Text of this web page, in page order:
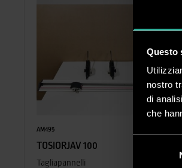
Questo
nostro
di
che
AM495
TOSIORJAV 100
Tagliapannelli